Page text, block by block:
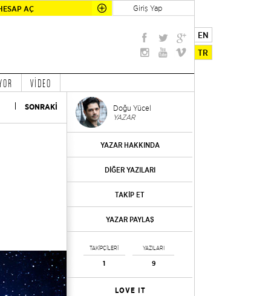
AÇ Giriş Yap
EN
TR
VİDEO
SONRAKİ Doğu Yücel
YAZAR
YAZAR HAKKINDA
DİĞER YAZILARI
TAKİP ET
YAZAR PAYLAŞ
TAKİPÇİLERİ
1
YAZILARI
9
LOVE IT